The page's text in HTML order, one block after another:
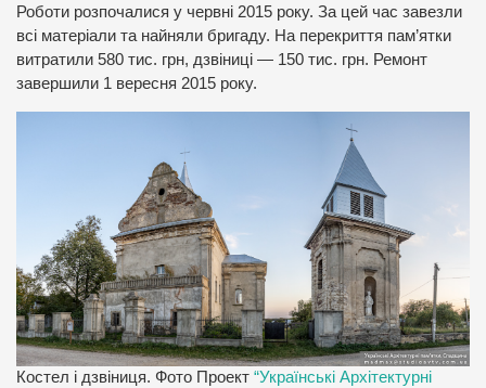
Роботи розпочалися у червні 2015 року. За цей час завезли
всі матеріали та найняли бригаду. На перекриття пам’ятки
витратили 580 тис. грн, дзвіниці — 150 тис. грн. Ремонт
завершили 1 вересня 2015 року.
Костел і дзвіниця. Фото Проект “Українські Архітектурні